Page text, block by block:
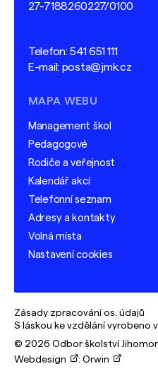
27-7188260227/0100
Telefon:541 651 111
E-mail: posta@jmk.cz
MAPA WEBU
Management škol
Pedagogové
Rodiče a veřejnost
Kalendář akcí
Telefonní seznam
Adresy a kontakty
Volná místa
Nastavení cookies
Zásady zpracování os. údajů
S láskou ke vzdělání vyrobeno v
© 2026 Odbor školství
Webdesign
: Orwin